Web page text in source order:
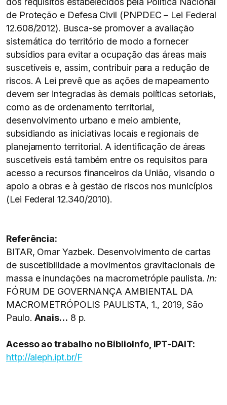
de Proteção e Defesa Civil (PNPDEC – Lei Federal
12.608/2012). Busca-se promover a avaliação
sistemática do território de modo a fornecer
subsídios para evitar a ocupação das áreas mais
suscetíveis e, assim, contribuir para a redução de
riscos. A Lei prevê que as ações de mapeamento
devem ser integradas às demais políticas setoriais,
como as de ordenamento territorial,
desenvolvimento urbano e meio ambiente,
subsidiando as iniciativas locais e regionais de
planejamento territorial. A identificação de áreas
suscetíveis está também entre os requisitos para
acesso a recursos financeiros da União, visando o
apoio a obras e à gestão de riscos nos municípios
(Lei Federal 12.340/2010).
Referência:
BITAR, Omar Yazbek. Desenvolvimento de cartas
de suscetibilidade a movimentos gravitacionais de
massa e inundações na macrometróple paulista. In:
FÓRUM DE GOVERNANÇA AMBIENTAL DA
MACROMETRÓPOLIS PAULISTA, 1., 2019, São
Paulo. Anais… 8 p.
Acesso ao trabalho no BiblioInfo, IPT-DAIT:
http://aleph.ipt.br/F